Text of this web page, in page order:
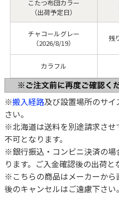
こたつ布団カラー
（出荷予定日）
チャコールグレー
（2026/8/19）
残
カラフル
※搬入経路及び設置場所のサ
さい。
※北海道は送料を別途請求させ
不可となります。
※銀行振込・コンビニ決済の場
ります。ご入金確認後の出荷と
※こちらの商品はメーカーから
後のキャンセルはご遠慮下さい。